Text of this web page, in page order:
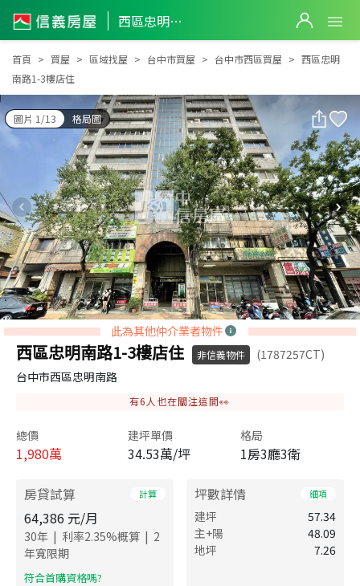
西區忠明南路1-3樓店住
西區忠明南路1-3樓店住
首頁 買屋 區域找屋 台中市買屋 台中市西區買屋
西區忠明
南路1-3樓店住
圖片 1/13 格局圖
此為其他仲介業者物件
西區忠明南路1-3樓店住 非信義物件
(1787257CT)
台中市西區忠明南路
有6 人也在關注這間👀
總價
1,980萬
建坪單價
34.53萬/坪
格局
1房3廳3衛
房貸試算 計算
64,386 元/月
30年 | 利率2.35%概算 | 2
年寬限期
​符合首購資格嗎?
坪數詳情 細項
建坪
57.34
主+陽
48.09
地坪
7.26